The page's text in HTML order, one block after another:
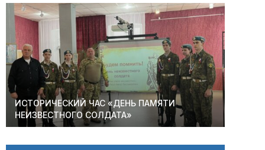
ИСТОРИЧЕСКИЙ ЧАС «ДЕНЬ ПАМЯТИ
НЕИЗВЕСТНОГО СОЛДАТА»